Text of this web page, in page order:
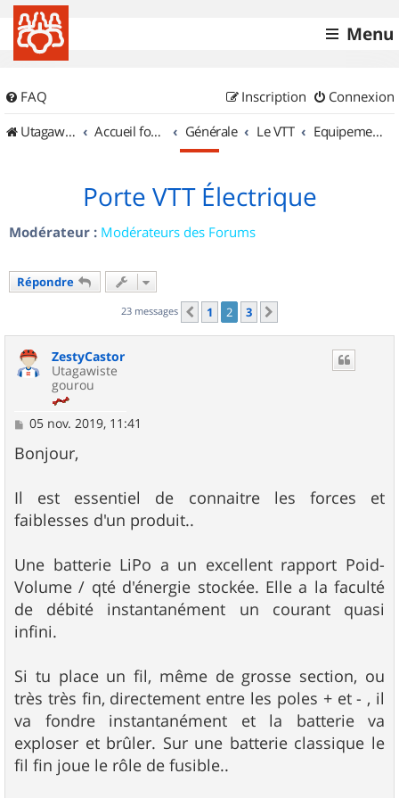
Menu
FAQ Connexion
Inscription
UtagawaVTT (Randos VTT et VTTAE avec traces GPS)
Accueil forum Générale Le VTT Equipements et Accessoires
Porte VTT Électrique
Modérateur : Modérateurs des Forums
Répondre
23 messages Précédent
1 2 3
ZestyCastor
Utagawiste
gourou
M
s
s
05 nov. 2019, 11:41
Bonjour,
Il est essentiel de connaitre les forces et
faiblesses d'un produit..
Une batterie LiPo a un excellent rapport Poid-
Volume / qté d'énergie stockée. Elle a la faculté
de débité instantanément un courant quasi
infini.
Si tu place un fil, même de grosse section, ou
très très fin, directement entre les poles + et - , il
va fondre instantanément et la batterie va
exploser et brûler. Sur une batterie classique le
fil fin joue le rôle de fusible..